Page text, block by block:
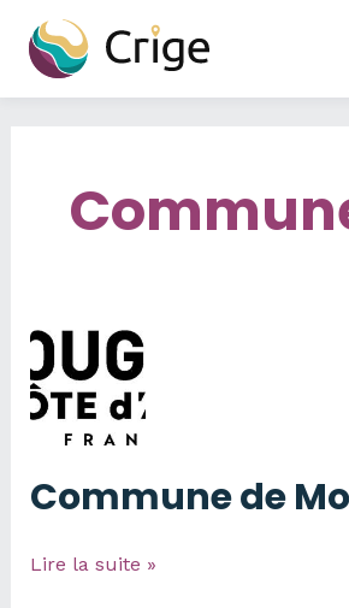
contenu
Commune de
Commune
Lire la suite »